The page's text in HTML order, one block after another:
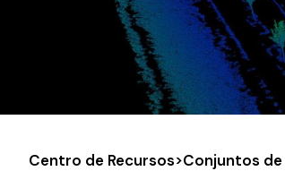
Centro de Recursos>Conjuntos